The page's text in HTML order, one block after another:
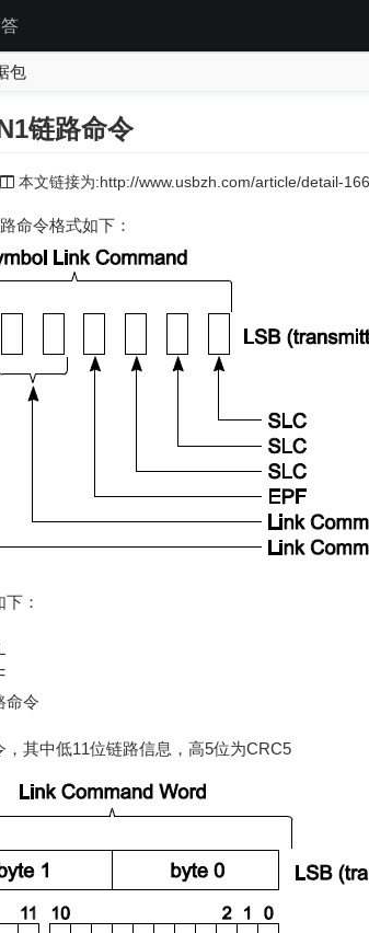
包
链路命令
本文链接为:http://www.usbzh.com/article/detail-
命令格式如下：
：
命令
，其中低11位链路信息，高5位为CRC5